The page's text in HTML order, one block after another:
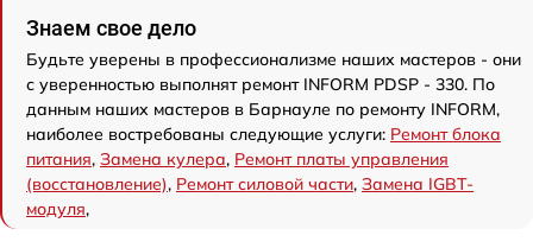
Знаем свое дело
Будьте уверены в профессионализме наших мастеров - они
с уверенностью выполнят ремонт INFORM PDSP - 330. По
данным наших мастеров в Барнауле по ремонту INFORM,
наиболее востребованы следующие услуги: Ремонт блока
питания, Замена кулера, Ремонт платы управления
(восстановление), Ремонт силовой части, Замена IGBT-
модуля,